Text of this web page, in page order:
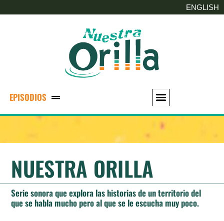
ENGLISH
EPISODIOS
NUESTRA ORILLA
Serie sonora que explora las historias de un territorio del
que se habla mucho pero al que se le escucha muy poco.